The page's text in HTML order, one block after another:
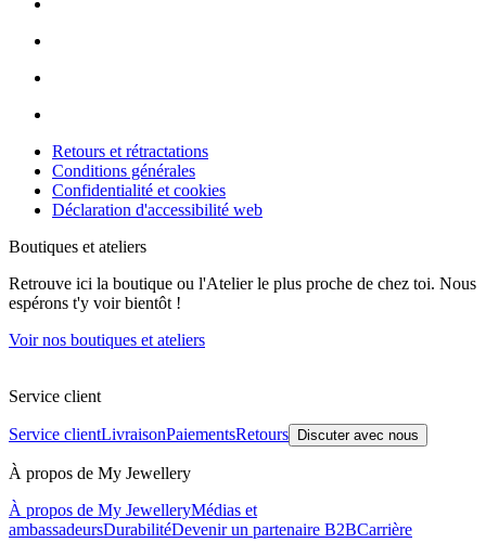
Retours et rétractations
Conditions générales
Confidentialité et cookies
Déclaration d'accessibilité web
Boutiques et ateliers
Retrouve ici la boutique ou l'Atelier le plus proche de chez toi. Nous
espérons t'y voir bientôt !
Voir nos boutiques et ateliers
Service client
Service clientLivraisonPaiementsRetours Discuter avec nous
À propos de My Jewellery
À propos de My JewelleryMédias et
ambassadeursDurabilitéDevenir un partenaire B2BCarrière